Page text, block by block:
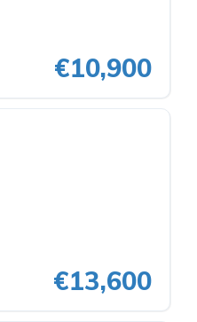
€10,900
€13,600